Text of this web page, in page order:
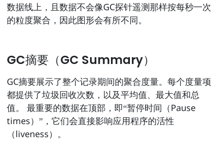
数据线上，且数据不会像GC探针遥测那样按每秒一次
的粒度聚合，因此图形会有所不同。
GC摘要（GC Summary）
GC摘要展示了整个记录期间的聚合度量。每个度量项
都提供了垃圾回收次数，以及平均值、最大值和总
值。 最重要的数据在顶部，即“暂停时间（Pause
times）”，它们会直接影响应用程序的活性
（liveness）。